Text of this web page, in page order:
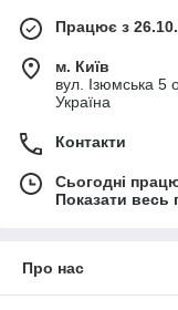
Працює з
м. Київ
вул. Ізюмська 5
Україна
Контакти
Сьогодні
Показати весь
Про нас